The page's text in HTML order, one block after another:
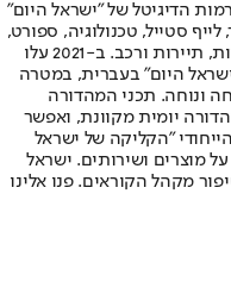
הדיגיטל של "ישראל היום"
סטייל, טכנולוגיה, ספורט,
כלכלה וצרכנות, בריאות, חיילים, אוכל, יהדות, תיירות ורכב. ב-2021 עלו
היום" בעברית, במטרה
ונוחה. תכני המהדורה
יומית מקוונת, ואפשר
"הקליקה של ישראל
מוצרים ושירותים. ישראל
מקהל הקוראים. פנו אלינו